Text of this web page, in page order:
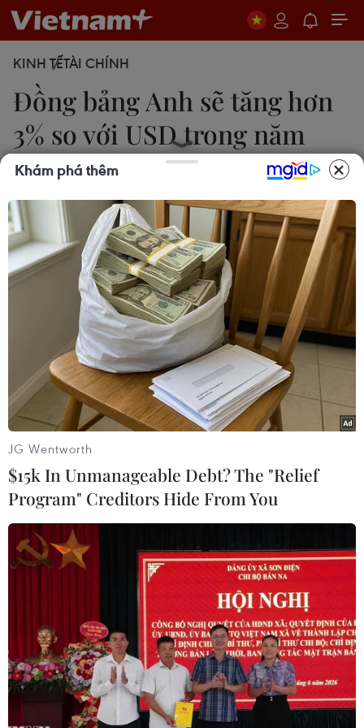
KINH TẾTÀI CHÍNH
Đồng bảng Anh sẽ tăng hơn
3% so với USD trong năm
nay
Trà My
10/01/2020 06:17
Đồng bảng đã tăng hơn 2% sau khi Thủ tướng Anh
Boris Johnson giành chiến thắng trong cuộc bầu cử
hồi tháng 12/2019, khiến các thị trường tin tưởng
vào kịch bản ra đi “êm thấm” của nước Anh.
Đồng bảng Anh và đồng đôla Mỹ. (Ảnh: AFP/TTXVN)
Theo kết quả thăm dò của hãng Reuters, đồng
bảng Anh sẽ tăng hơn 3% so với đồng USD trong
năm nay, do sự chênh lệch về lãi suất và hy
vọng về “cuộc ly hôn” suôn sẻ với Liên minh
Khám phá thêm
JG Wentworth
$15k In Unmanageable Debt? The "Relief
Program" Creditors Hide From You